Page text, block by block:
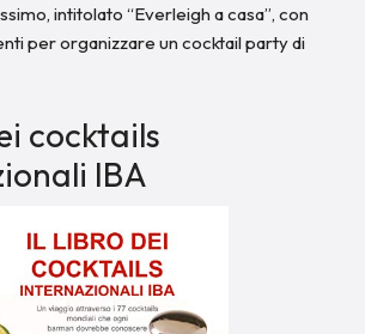
intitolato “Everleigh a casa”, con
per organizzare un cocktail party di
cocktails
IBA